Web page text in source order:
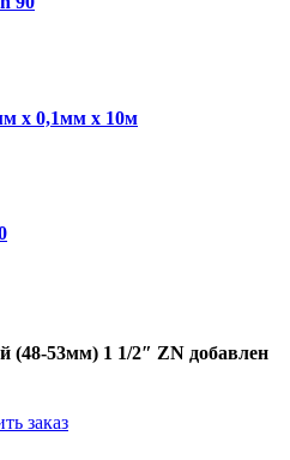
х 0,1мм х 10м
(48-53мм) 1 1/2″ ZN добавлен
заказ